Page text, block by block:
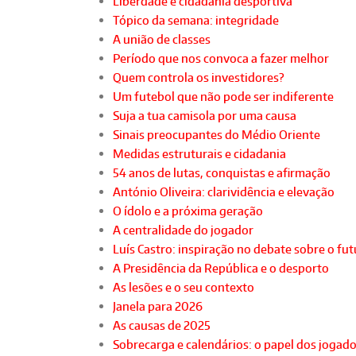
Tópico da semana: integridade
A união de classes
Período que nos convoca a fazer melhor
Quem controla os investidores?
Um futebol que não pode ser indiferente
Suja a tua camisola por uma causa
Sinais preocupantes do Médio Oriente
Medidas estruturais e cidadania
54 anos de lutas, conquistas e afirmação
António Oliveira: clarividência e elevação
O ídolo e a próxima geração
A centralidade do jogador
Luís Castro: inspiração no debate sobre o
A Presidência da República e o desporto
As lesões e o seu contexto
Janela para 2026
As causas de 2025
Sobrecarga e calendários: o papel dos